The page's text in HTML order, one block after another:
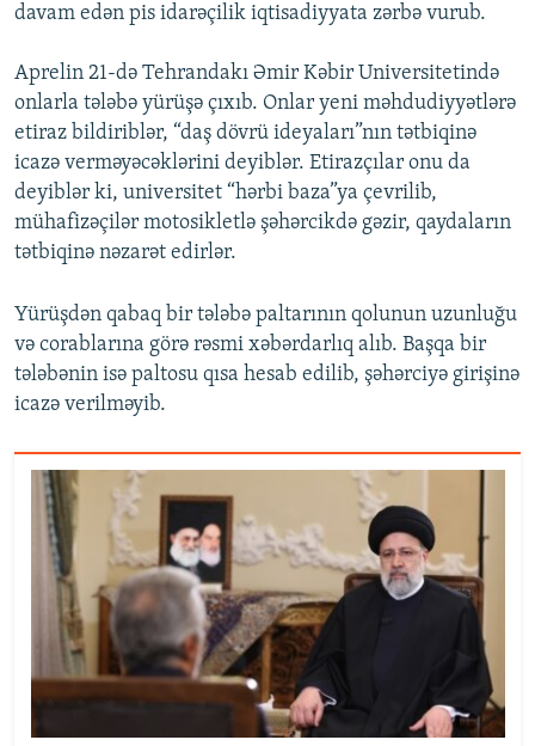
davam edən pis idarəçilik iqtisadiyyata zərbə vurub.
Aprelin 21-də Tehrandakı Əmir Kəbir Universitetində
onlarla tələbə yürüşə çıxıb. Onlar yeni məhdudiyyətlərə
etiraz bildiriblər, “daş dövrü ideyaları”nın tətbiqinə
icazə verməyəcəklərini deyiblər. Etirazçılar onu da
deyiblər ki, universitet “hərbi baza”ya çevrilib,
mühafizəçilər motosikletlə şəhərcikdə gəzir, qaydaların
tətbiqinə nəzarət edirlər.
Yürüşdən qabaq bir tələbə paltarının qolunun uzunluğu
və corablarına görə rəsmi xəbərdarlıq alıb. Başqa bir
tələbənin isə paltosu qısa hesab edilib, şəhərciyə girişinə
icazə verilməyib.